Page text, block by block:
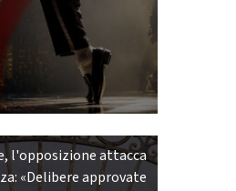
l'opposizione attacca
«Delibere approvate